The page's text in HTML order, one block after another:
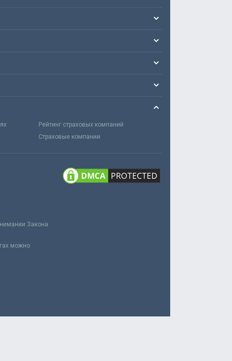
Рейтинг страховых компаний
Страховые компании
Закона
можно